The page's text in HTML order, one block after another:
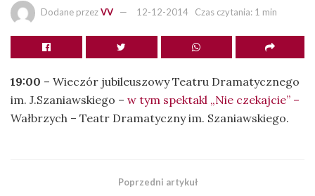
Dodane przezVV 12-12-2014 Czas czytania: 1 min
19:00 – Wieczór jubileuszowy Teatru Dramatycznego
im. J.Szaniawskiego – w tym spektakl „Nie czekajcie” –
Wałbrzych – Teatr Dramatyczny im. Szaniawskiego.
Poprzedni artykuł